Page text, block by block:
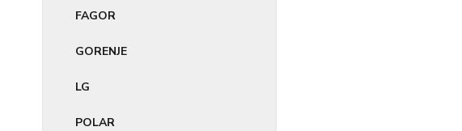
FAGOR
GORENJE
LG
POLAR